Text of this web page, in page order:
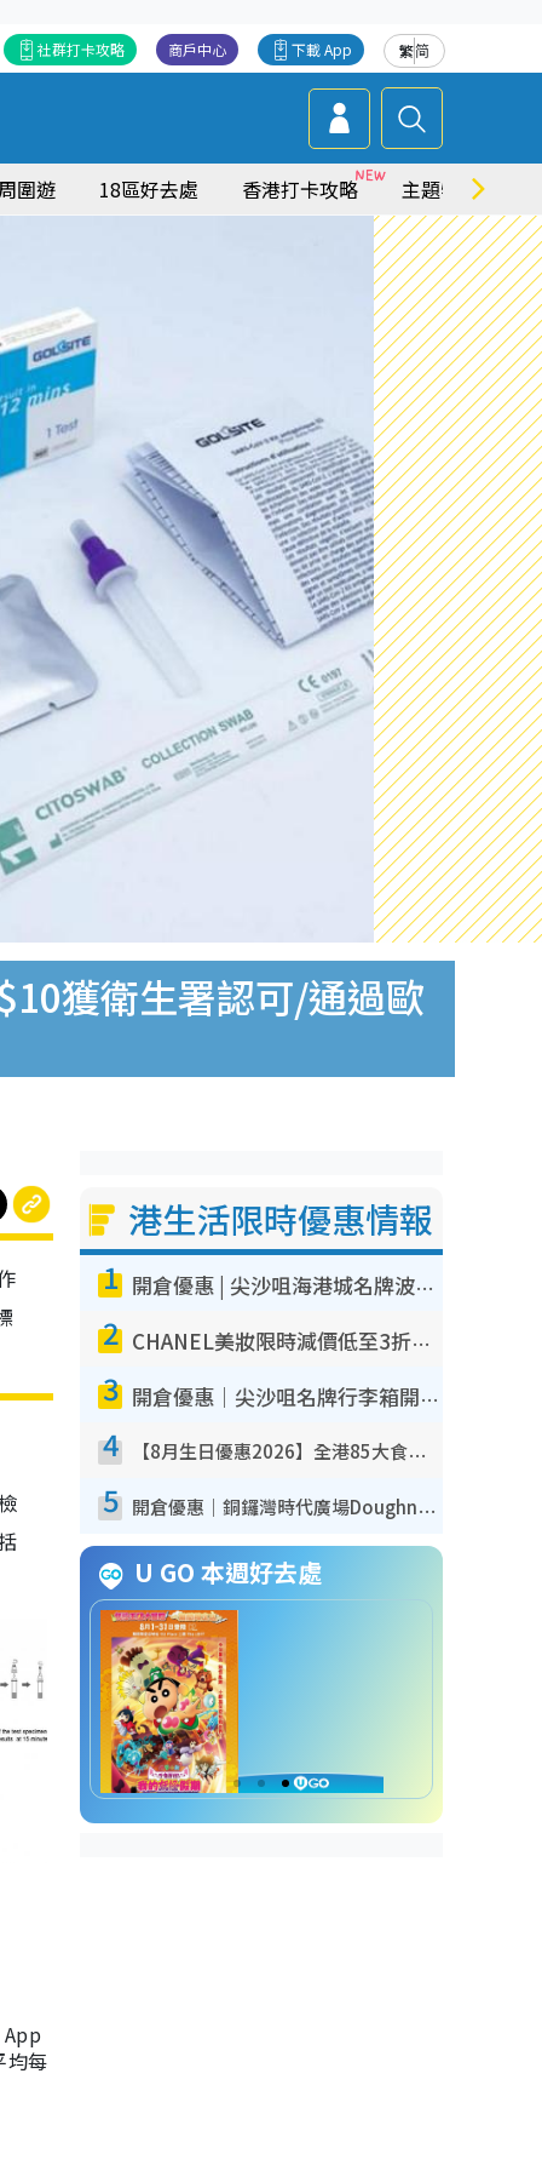
繁简
下載 App
商戶中心
社群打卡攻略
圍遊 18區好去處 香港打卡攻略 主題特集
獲衛生署認可/通過歐
均每
港生活限時優惠情報
1 開倉優惠 | 尖沙咀海港城名牌波鞋開倉低至1折！On鞋$899起／Joy&Peace鞋履$98起
2 CHANEL美妝限時減價低至3折！人氣粉底/唇膏/精華液低至$275！COCO香水都有平
3 開倉優惠｜尖沙咀名牌行李箱開倉低至4折！一連5日 American Tourister/ace./Hallmark $200起！
4 【8月生日優惠2026】全港85大食買玩著數攻略 自助餐/火鍋放題同行免費＋誠品/DONKI送現金券
5 開倉優惠｜銅鑼灣時代廣場Doughnut/Campo Marzio開倉低至1折！背囊、書包、手袋劈價$200起
U GO 本週好去處